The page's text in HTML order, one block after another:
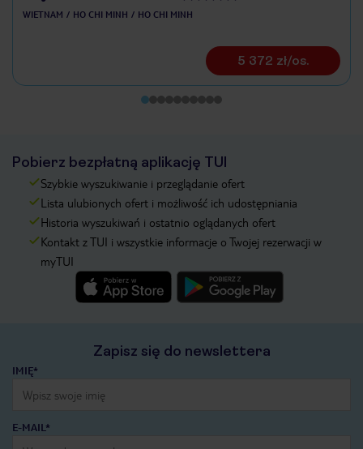
WIETNAM HO CHI MINH HO CHI MINH
5 372 zł/os.
Pobierz bezpłatną aplikację TUI
Szybkie wyszukiwanie i przeglądanie ofert
Lista ulubionych ofert i możliwość ich udostępniania
Historia wyszukiwań i ostatnio oglądanych ofert
Kontakt z TUI i wszystkie informacje o Twojej rezerwacji w
myTUI
Zapisz się do newslettera
IMIĘ*
E-MAIL*